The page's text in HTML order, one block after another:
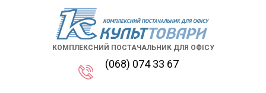
КОМПЛЕКСНИЙ ПОСТАЧАЛЬНИК ДЛЯ ОФІСУ
(068) 074 33 67